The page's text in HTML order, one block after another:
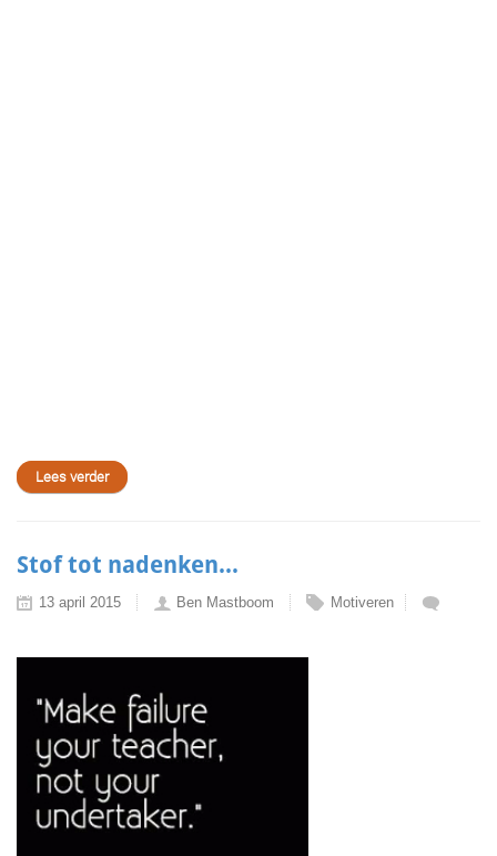
Lees verder
Stof tot nadenken...
13 april 2015 Ben Mastboom Motiveren